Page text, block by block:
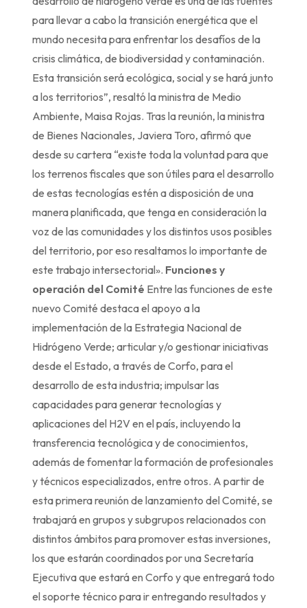
para llevar a cabo la transición energética que el
mundo necesita para enfrentar los desafíos de la
crisis climática, de biodiversidad y contaminación.
Esta transición será ecológica, social y se hará junto
a los territorios”, resaltó la ministra de Medio
Ambiente, Maisa Rojas. Tras la reunión, la ministra
de Bienes Nacionales, Javiera Toro, afirmó que
desde su cartera “existe toda la voluntad para que
los terrenos fiscales que son útiles para el desarrollo
de estas tecnologías estén a disposición de una
manera planificada, que tenga en consideración la
voz de las comunidades y los distintos usos posibles
del territorio, por eso resaltamos lo importante de
este trabajo intersectorial». Funciones y
operación del Comité Entre las funciones de este
nuevo Comité destaca el apoyo a la
implementación de la Estrategia Nacional de
Hidrógeno Verde; articular y/o gestionar iniciativas
desde el Estado, a través de Corfo, para el
desarrollo de esta industria; impulsar las
capacidades para generar tecnologías y
aplicaciones del H2V en el país, incluyendo la
transferencia tecnológica y de conocimientos,
además de fomentar la formación de profesionales
y técnicos especializados, entre otros. A partir de
esta primera reunión de lanzamiento del Comité, se
trabajará en grupos y subgrupos relacionados con
distintos ámbitos para promover estas inversiones,
los que estarán coordinados por una Secretaría
Ejecutiva que estará en Corfo y que entregará todo
el soporte técnico para ir entregando resultados y